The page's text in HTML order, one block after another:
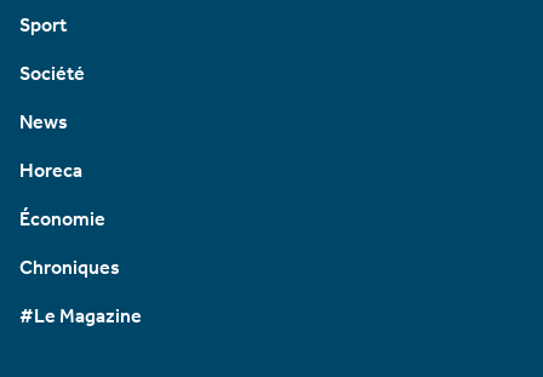
Sport
Société
News
Horeca
Économie
Chroniques
#Le Magazine